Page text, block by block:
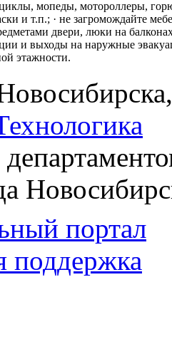
мопеды, мотороллеры,
и т.п.; · не загромождайте
двери, люки на
и выходы на наружные
этажности.
портал
поддержка